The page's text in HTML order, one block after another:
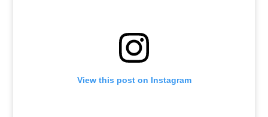
View this post on Instagram